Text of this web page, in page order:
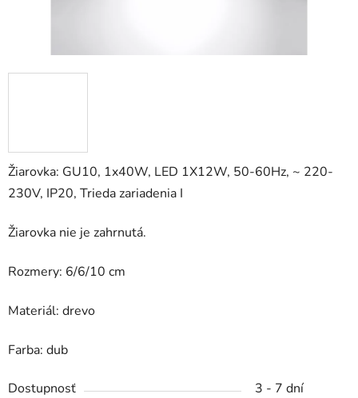
Žiarovka: GU10, 1x40W, LED 1X12W, 50-60Hz, ~ 220-
230V, IP20, Trieda zariadenia I
Žiarovka nie je zahrnutá.
Rozmery: 6/6/10 cm
Materiál: drevo
Farba: dub
Dostupnosť
3 - 7 dní